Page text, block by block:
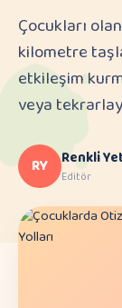
Çocukları
kilometre
etkileşim
veya
RY Renkli
Editör